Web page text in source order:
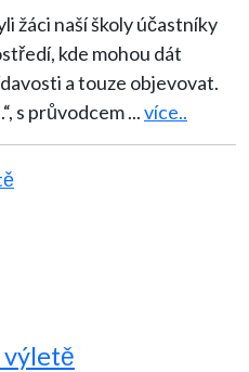
žáci naší školy účastníky
kde mohou dát
a touze objevovat.
s průvodcem...více..
výletě